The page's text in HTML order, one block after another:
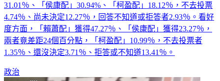
31.01％、「侯康配」30.94%、「柯盈配」18.12％，不去投票
4.74％、尚未決定12.27％，回答不知道或拒答者2.93％。看好
度方面，「賴蕭配」獲得47.27％、「侯康配」獲得23.27％，
兩者竟差距24個百分點，「柯盈配」10.99％，不去投票者
1.35％、還沒決定3.71％、拒答或不知道13.41％。
政治